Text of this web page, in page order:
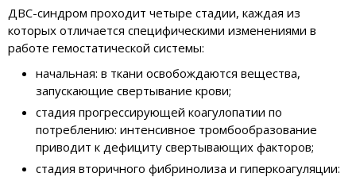
ДВС-синдром проходит четыре стадии, каждая из
которых отличается специфическими изменениями в
работе гемостатической системы:
начальная: в ткани освобождаются вещества,
запускающие свертывание крови;
стадия прогрессирующей коагулопатии по
потреблению: интенсивное тромбообразование
приводит к дефициту свертывающих факторов;
стадия вторичного фибринолиза и гиперкоагуляции: